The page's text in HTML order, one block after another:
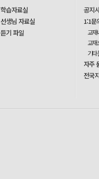
학습자료실
선생님 자료실
듣기 파일
공지
1:1문
교재
교재
기타
자주
전국